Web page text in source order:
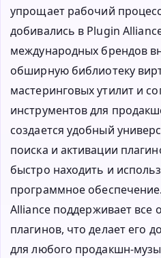
упрощает рабочий
добивались в Plugin
международных брендов
обширную библиотеку
мастеринговых утилит и
инструментов для
создается удобный
поиска и активации
быстро находить и
программное
Alliance поддерживает
плагинов, что делает его
для любого продакшн-